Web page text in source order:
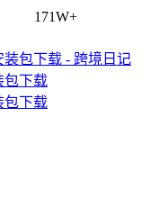
171W+
包下载
包下载